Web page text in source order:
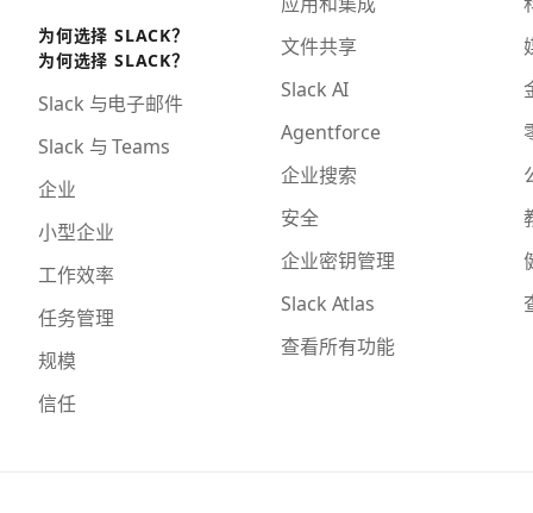
为何选择 SLACK？
为何选择 SLACK？
Slack 与电子邮件
Slack 与 Teams
企业
小型企业
工作效率
任务管理
规模
信任
文件共享
Slack AI
Agentforce
企业搜索
安全
企业密钥管理
Slack Atlas
查看所有功能